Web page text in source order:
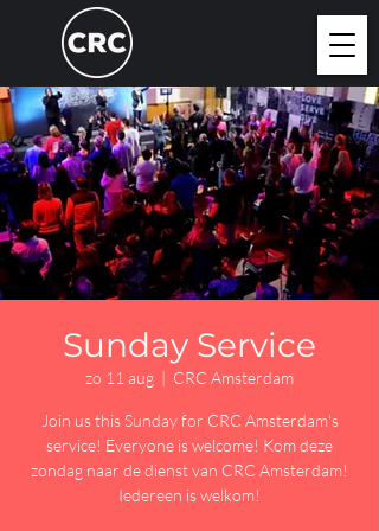
Sunday Service
zo 11 aug
  |
CRC Amsterdam
Join us this Sunday for CRC Amsterdam's
service! Everyone is welcome! Kom deze
zondag naar de dienst van CRC Amsterdam!
Iedereen is welkom!